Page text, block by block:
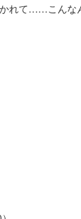
かれて……こん